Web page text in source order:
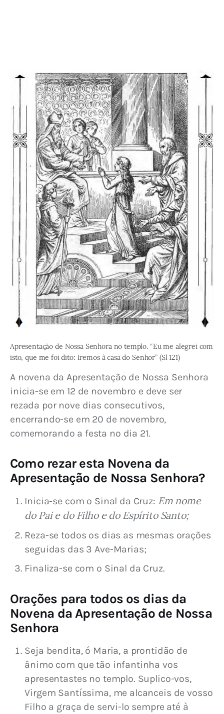
Apresentação de Nossa Senhora no templo. “Eu me alegrei com
isto, que me foi dito: Iremos à casa do Senhor” (Sl 121)
A novena da Apresentação de Nossa Senhora
inicia-se em 12 de novembro e deve ser
rezada por nove dias consecutivos,
encerrando-se em 20 de novembro,
comemorando a festa no dia 21.
Como rezar esta Novena da
Apresentação de Nossa Senhora?
Inicia-se com o Sinal da Cruz: Em nome
do Pai e do Filho e do Espírito Santo;
Reza-se todos os dias as mesmas orações
seguidas das 3 Ave-Marias;
Finaliza-se com o Sinal da Cruz.
Orações para todos os dias da
Novena da Apresentação de Nossa
Senhora
Seja bendita, ó Maria, a prontidão de
ânimo com que tão infantinha vos
apresentastes no templo. Suplico-vos,
Virgem Santíssima, me alcanceis de vosso
Filho a graça de servi-lo sempre até à